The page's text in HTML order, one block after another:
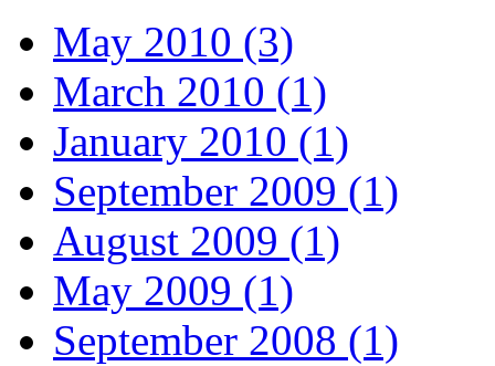
May 2010 (3)
March 2010 (1)
January 2010 (1)
September 2009 (1)
August 2009 (1)
May 2009 (1)
September 2008 (1)